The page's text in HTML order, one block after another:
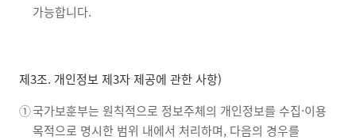
가능합니다.
제3조. 개인정보 제3자 제공에 관한 사항)
①국가보훈부는 원칙적으로 정보주체의 개인정보를 수집·이용
목적으로 명시한 범위 내에서 처리하며, 다음의 경우를